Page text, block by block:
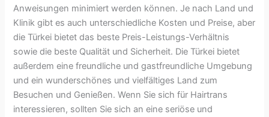
Anweisungen minimiert werden können. Je nach Land und
Klinik gibt es auch unterschiedliche Kosten und Preise, aber
die Türkei bietet das beste Preis-Leistungs-Verhältnis
sowie die beste Qualität und Sicherheit. Die Türkei bietet
außerdem eine freundliche und gastfreundliche Umgebung
und ein wunderschönes und vielfältiges Land zum
Besuchen und Genießen. Wenn Sie sich für Hairtrans
interessieren, sollten Sie sich an eine seriöse und